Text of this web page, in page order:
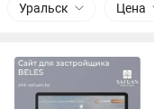
Уральск Цена